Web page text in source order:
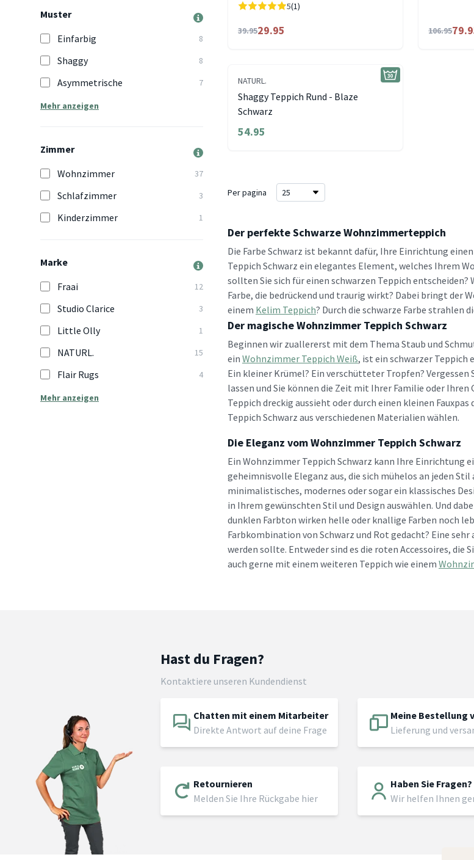
Muster
Einfarbig
8
Shaggy 8
Asymmetrische 7
Mehr anzeigen
Zimmer
Wohnzimmer
37
Schlafzimmer 3
Kinderzimmer 1
Marke
Fraai
12
Studio Clarice 3
Little Olly 1
NATURL. 15
Flair Rugs 4
Mehr anzeigen
5(1)
39.9529.95 106.95
NATURL.
Shaggy Teppich Rund - Blaze
Schwarz
54.95
Per pagina
Der perfekte Schwarze Wohnzimmerteppich
Die Farbe Schwarz ist bekannt dafür, Ihre Einrichtung
Teppich Schwarz ein elegantes Element, welches Ihrem
sollten Sie sich für einen schwarzen Teppich entscheiden?
Farbe, die bedrückend und traurig wirkt? Dabei bringt der
einem Kelim Teppich? Durch die schwarze Farbe strahlen
Der magische Wohnzimmer Teppich Schwarz
Beginnen wir zuallererst mit dem Thema Staub und
ein Wohnzimmer Teppich Weiß, ist ein schwarzer Teppich
Ein kleiner Krümel? Ein verschütteter Tropfen?
lassen und Sie können die Zeit mit Ihrer Familie oder Ihren
Teppich dreckig aussieht oder durch einen kleinen
Teppich Schwarz aus verschiedenen Materialien wählen.
Die Eleganz vom Wohnzimmer Teppich Schwarz
Ein Wohnzimmer Teppich Schwarz kann Ihre Einrichtung
geheimnisvolle Eleganz aus, die sich mühelos an jeden
minimalistisches, modernes oder sogar ein klassisches
in Ihrem gewünschten Stil und Design auswählen. Und
dunklen Farbton wirken helle oder knallige Farben noch
Farbkombination von Schwarz und Rot gedacht? Eine
werden sollte. Entweder sind es die roten Accessoires,
auch gerne mit einem weiteren Teppich wie einem
Hast du Fragen?
Kontaktiere unseren Kundendienst
Chatten mit einem Mitarbeiter
Direkte Antwort auf deine Frage
Meine Bestellung
Lieferung und
Retournieren
Melden Sie Ihre Rückgabe hier
Haben Sie Fragen?
Wir helfen Ihnen